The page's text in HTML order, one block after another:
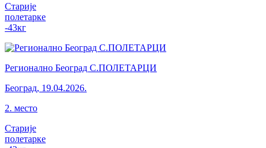
Старије
полетарке
-43кг
Регионално Београд С.ПОЛЕТАРЦИ
Београд, 19.04.2026.
2. место
Старије
полетарке